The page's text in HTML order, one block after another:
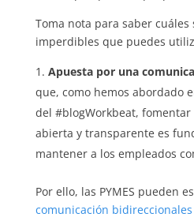
Toma nota para saber cuáles
imperdibles que puedes
Apuesta por una
que, como hemos abordado
del #blogWorkbeat,
abierta y transparente es
mantener a los empleados
Por ello, las PYMES pueden
comunicación bidireccionales